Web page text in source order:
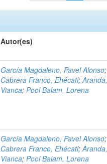
Autor(es)
García Magdaleno, Pavel Alonso;
Cabrera Franco, Ehécatl;Aranda,
Vianca;Pool Balam, Lorena
García Magdaleno, Pavel Alonso;
Cabrera Franco, Ehécatl;Aranda,
Vianca;Pool Balam, Lorena